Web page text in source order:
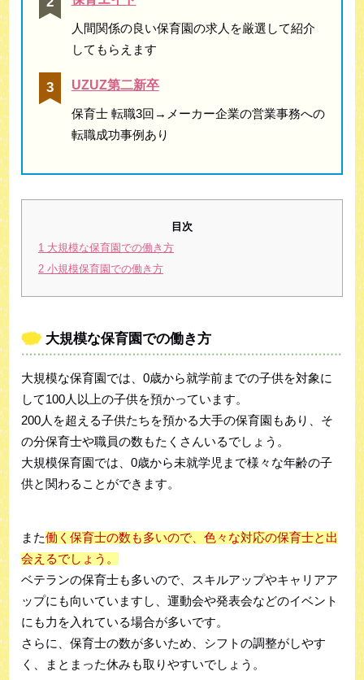
人間関係の良い保育園の求人を厳選して紹介
してもらえます
UZUZ第二新卒
保育士 転職3回→メーカー企業の営業事務への
転職成功事例あり
目次
1 大規模な保育園での働き方
2 小規模保育園での働き方
大規模な保育園での働き方
大規模な保育園では、0歳から就学前までの子供を対象に
して100人以上の子供を預かっています。
200人を超える子供たちを預かる大手の保育園もあり、そ
の分保育士や職員の数もたくさんいるでしょう。
大規模保育園では、0歳から未就学児まで様々な年齢の子
供と関わることができます。
また働く保育士の数も多いので、色々な対応の保育士と出
会えるでしょう。
ベテランの保育士も多いので、スキルアップやキャリアア
ップにも向いていますし、運動会や発表会などのイベント
にも力を入れている場合が多いです。
さらに、保育士の数が多いため、シフトの調整がしやす
く、まとまった休みも取りやすいでしょう。